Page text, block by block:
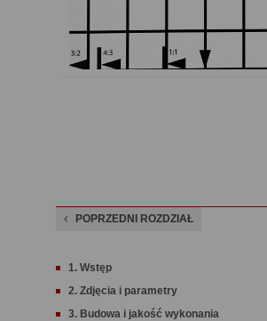
POPRZEDNI ROZDZIAŁ
1. Wstęp
2. Zdjęcia i parametry
3. Budowa i jakość wykonania